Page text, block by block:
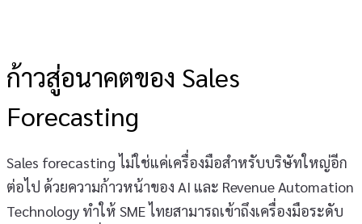
ก้าวสู่อนาคตของ Sales
Forecasting
Sales forecasting ไม่ใช่แค่เครื่องมือสำหรับบริษัทใหญ่อีก
ต่อไป ด้วยความก้าวหน้าของ AI และ Revenue Automation
Technology ทำให้ SME ไทยสามารถเข้าถึงเครื่องมือระดับ